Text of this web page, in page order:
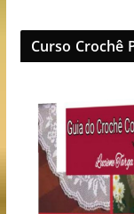
Curso Crochê